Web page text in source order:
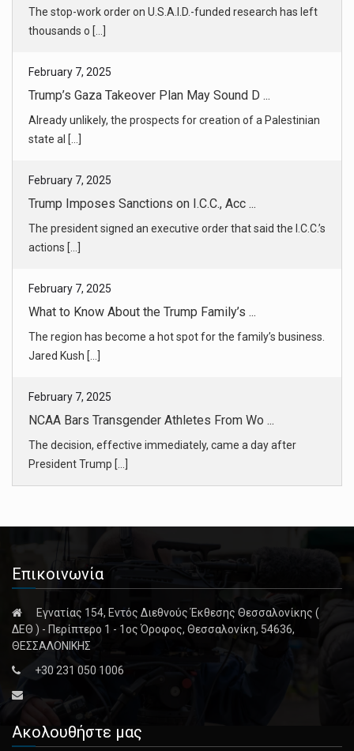
The stop-work order on U.S.A.I.D.-funded research has left
thousands o [...]
February 7, 2025
Trump’s Gaza Takeover Plan May Sound D ...
Already unlikely, the prospects for creation of a Palestinian
state al [...]
February 7, 2025
Trump Imposes Sanctions on I.C.C., Acc ...
The president signed an executive order that said the I.C.C.’s
actions [...]
February 7, 2025
What to Know About the Trump Family’s ...
The region has become a hot spot for the family’s business.
Jared Kush [...]
February 7, 2025
NCAA Bars Transgender Athletes From Wo ...
The decision, effective immediately, came a day after
President Trump [...]
Airline Pilots in the DC Plane Crash A ...
Washington air [...]
February 6, 2025
Army Helicopter’s Tracking Technology ...
February 7, 2025
Trump Vows to Improve Air Traffic Cont ...
Επικοινωνία
Εγνατίας 154, Εντός Διεθνούς Έκθεσης Θεσσαλονίκης (
ΔΕΘ ) - Περίπτερο 1 - 1ος Όροφος, Θεσσαλονίκη, 54636,
ΘΕΣΣΑΛΟΝΙΚΗΣ
+30 231 050 1006
Ακολουθήστε μας